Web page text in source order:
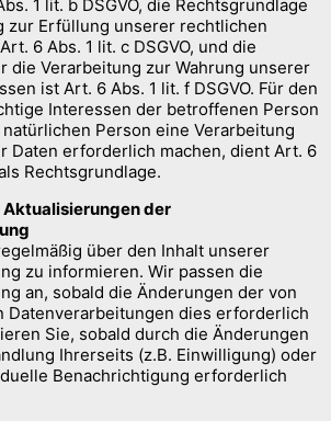
1 lit. b DSGVO, die Rechtsgrundlage
zur Erfüllung unserer rechtlichen
6 Abs. 1 lit. c DSGVO, und die
die Verarbeitung zur Wahrung unserer
ist Art. 6 Abs. 1 lit. f DSGVO. Für den
Interessen der betroffenen Person
Person eine Verarbeitung
Daten erforderlich machen, dient Art. 6
Rechtsgrundlage.
Aktualisierungen der
über den Inhalt unserer
zu informieren. Wir passen die
an, sobald die Änderungen der von
Datenverarbeitungen dies erforderlich
Sie, sobald durch die Änderungen
Ihrerseits (z.B. Einwilligung) oder
Benachrichtigung erforderlich